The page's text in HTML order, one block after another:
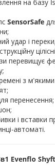
на базу
SensorSafe
удар і
перевищує
з
перенесення;
і вставки
автоматі.
Evenflo